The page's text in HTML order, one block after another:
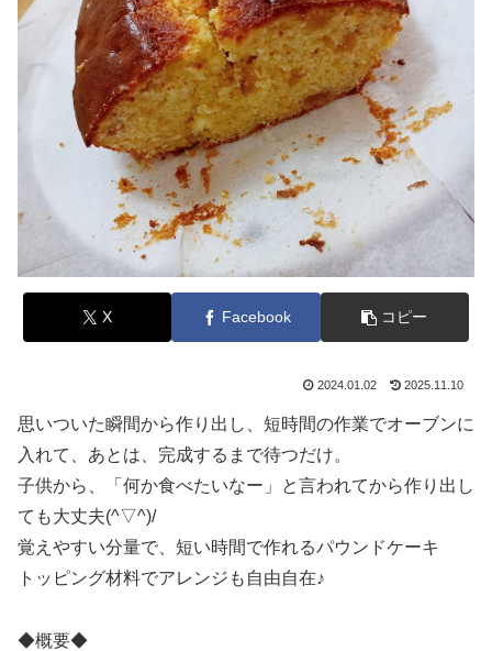
X Facebook コピー
2024.01.02 2025.11.10
思いついた瞬間から作り出し、短時間の作業でオーブンに
入れて、あとは、完成するまで待つだけ。
子供から、「何か食べたいなー」と言われてから作り出し
ても大丈夫(^▽^)/
覚えやすい分量で、短い時間で作れるパウンドケーキ
トッピング材料でアレンジも自由自在♪
◆概要◆